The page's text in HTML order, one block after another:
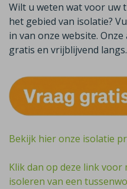
Wilt u weten wat voor uw
het gebied van isolatie?
in van onze website.
gratis en vrijblijvend langs.
Bekijk hier onze isolatie
Klik dan op deze link
isoleren van een